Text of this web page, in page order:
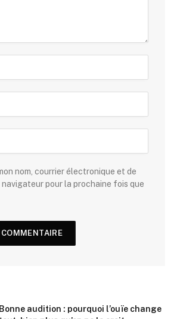
nom, courrier électronique et de
pour la prochaine fois que
Bonne audition : pourquoi l’ouïe change